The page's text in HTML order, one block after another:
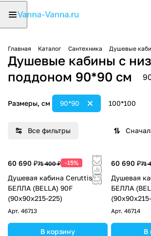
Главная Каталог Сантехника Душевые
Душевые кабины с
поддоном 90*90 см
Размеры, см 100*100
90*90
Все фильтры
60 690 ₽71 400 ₽ -15%
Душевая кабина Ceruttispa
БЕЛЛА (BELLA) 90F
(90x90x215-225)
Арт. 46713
В корзину
60 690 ₽71
Душевая
БЕЛЛА
Арт. 46714
В